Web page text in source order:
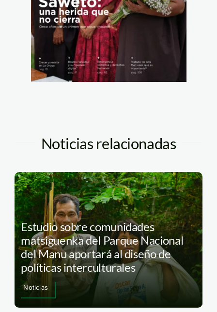
Noticias relacionadas
Estudio sobre comunidades
matsiguenka del Parque Nacional
del Manu aportará al diseño de
políticas interculturales
Noticias